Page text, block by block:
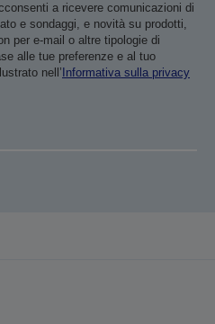
a ricevere comunicazioni di
e sondaggi, e novità su prodotti,
per e-mail o altre tipologie di
alle tue preferenze e al tuo
nell’ Informativa sulla privacy